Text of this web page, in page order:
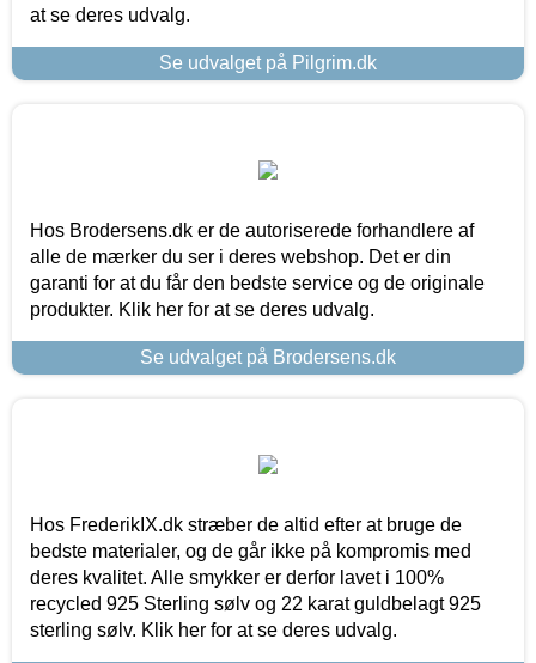
at se deres udvalg.
Se udvalget på Pilgrim.dk
Hos Brodersens.dk er de autoriserede forhandlere af
alle de mærker du ser i deres webshop. Det er din
garanti for at du får den bedste service og de originale
produkter. Klik her for at se deres udvalg.
Se udvalget på Brodersens.dk
Hos FrederikIX.dk stræber de altid efter at bruge de
bedste materialer, og de går ikke på kompromis med
deres kvalitet. Alle smykker er derfor lavet i 100%
recycled 925 Sterling sølv og 22 karat guldbelagt 925
sterling sølv. Klik her for at se deres udvalg.